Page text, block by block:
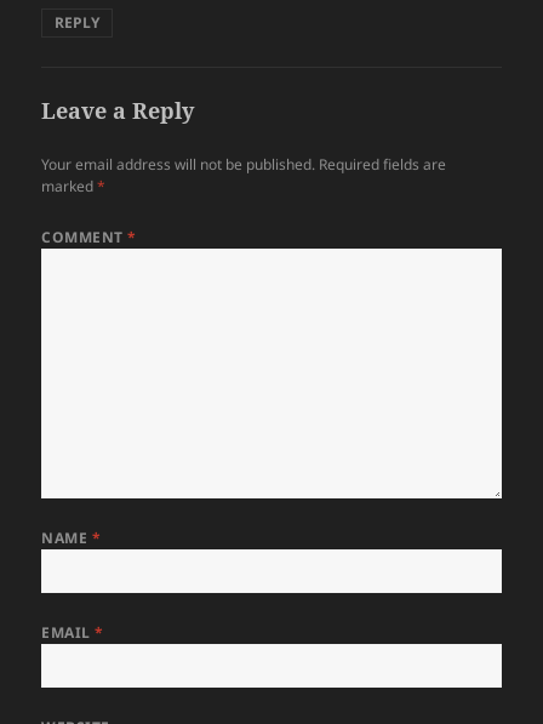
REPLY
Leave a Reply
Your email address will not be published. Required fields are
marked*
COMMENT*
NAME *
EMAIL*